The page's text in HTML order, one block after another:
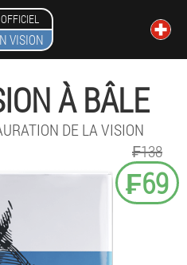
VISION
À BÂLE
DE LA VISION
₣138
₣69